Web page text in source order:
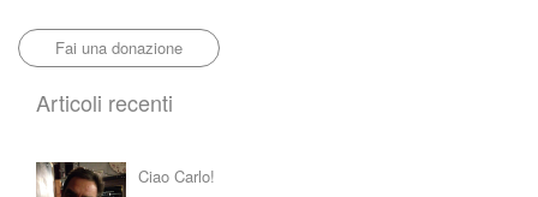
Fai una donazione
Articoli recenti
Ciao Carlo!